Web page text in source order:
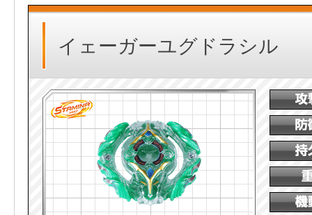
イェーガーユグドラシル